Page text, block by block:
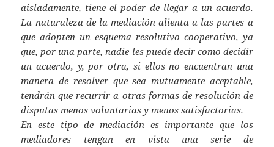
aisladamente, tiene el poder de llegar a un acuerdo.
La naturaleza de la mediación alienta a las partes a
que adopten un esquema resolutivo cooperativo, ya
que, por una parte, nadie les puede decir como decidir
un acuerdo, y, por otra, si ellos no encuentran una
manera de resolver que sea mutuamente aceptable,
tendrán que recurrir a otras formas de resolución de
disputas menos voluntarias y menos satisfactorias.
En este tipo de mediación es importante que los
mediadores tengan en vista una serie de